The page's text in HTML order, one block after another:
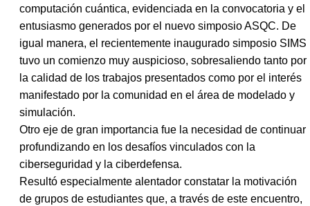
computación cuántica, evidenciada en la convocatoria y el
entusiasmo generados por el nuevo simposio ASQC. De
igual manera, el recientemente inaugurado simposio SIMS
tuvo un comienzo muy auspicioso, sobresaliendo tanto por
la calidad de los trabajos presentados como por el interés
manifestado por la comunidad en el área de modelado y
simulación.
Otro eje de gran importancia fue la necesidad de continuar
profundizando en los desafíos vinculados con la
ciberseguridad y la ciberdefensa.
Resultó especialmente alentador constatar la motivación
de grupos de estudiantes que, a través de este encuentro,